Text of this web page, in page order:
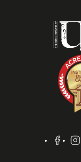
Sociales